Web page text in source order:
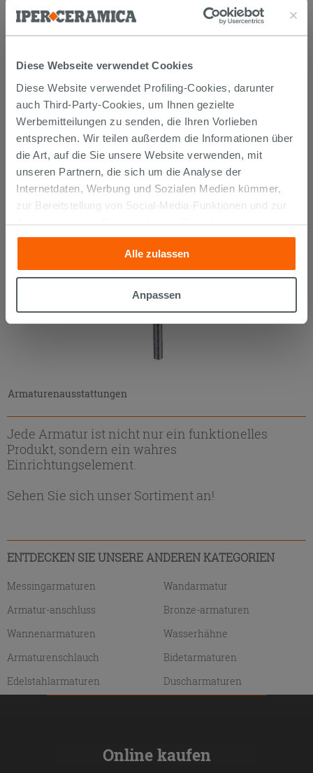
Diese Webseite verwendet Cookies
Diese Website verwendet Profiling-Cookies, darunter
auch Third-Party-Cookies, um Ihnen gezielte
Werbemitteilungen zu senden, die Ihren Vorlieben
entsprechen. Wir teilen außerdem die Informationen über
die Art, auf die Sie unsere Website verwenden, mit
unseren Partnern, die sich um die Analyse der
Internetdaten, Werbung und Sozialen Medien kümmer,
zur Bereitstellung von Social-Media-Funktionen und zur
Analyse unseres Datenverkehrs. Diese könnten sie mit
anderen Informationen, die Sie ihnen geliefert haben oder
die sie aufgrund Ihrer Verwendung ihrer Dienste
gesammelt haben, kombinieren. Falls Sie mehr wissen
möchten oder Ihre Zustimmung zu allen oder einigen
Zustimmung kann durch Klicken auf die Schaltfläche
„Cookies akzeptieren“ gegeben werden. Wenn Sie auf
die Schaltfläche "X" klicken, können Sie das Surfen erst
Alle zulassen
Anpassen
Thermostatarmaturen
Armaturenausstattungen
Jede Armatur ist nicht nur ein funktionelles
Produkt, sondern ein wahres
Einrichtungselement.
Sehen Sie sich unser Sortiment an!
ENTDECKEN SIE UNSERE ANDEREN KATEGORIEN
Messingarmaturen
Wandarmatur
Armatur-anschluss
Bronze-armaturen
Wannenarmaturen
Wasserhähne
Armaturenschlauch
Bidetarmaturen
Edelstahlarmaturen
Duscharmaturen
Online kaufen